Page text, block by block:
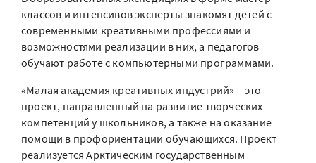
классов и интенсивов эксперты знакомят детей с
современными креативными профессиями и
возможностями реализации в них, а педагогов
обучают работе с компьютерными программами.
«Малая академия креативных индустрий» – это
проект, направленный на развитие творческих
компетенций у школьников, а также на оказание
помощи в профориентации обучающихся. Проект
реализуется Арктическим государственным